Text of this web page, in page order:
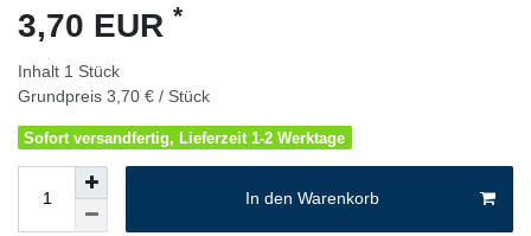
3,70 EUR *
Inhalt 1 Stück
Grundpreis 3,70 € / Stück
Sofort versandfertig, Lieferzeit 1-2 Werktage
In den Warenkorb